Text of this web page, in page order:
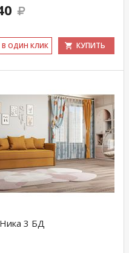
В ОДИН КЛИК КУПИТЬ
3 БД